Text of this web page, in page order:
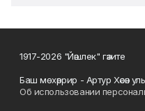
1917-2026 "Йәшлек" гәзите
Баш мөхәррир - Артур Хәсән улы
Об использовании